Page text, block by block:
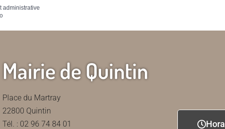
administrative
Mairie de Quintin
Place du Martray
22800 Quintin
Tél. : 02 96 74 84 01